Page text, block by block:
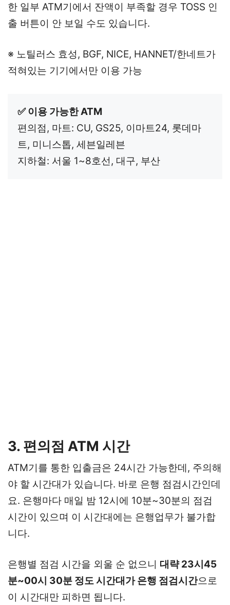
한 일부 ATM기에서 잔액이 부족할 경우 TOSS 인
출 버튼이 안 보일 수도 있습니다.
※ 노틸러스 효성, BGF, NICE, HANNET/한네트가
적혀있는 기기에서만 이용 가능
편의점, 마트: CU, GS25, 이마트24, 롯데마
트, 미니스톱, 세븐일레븐
지하철: 서울 1~8호선, 대구, 부산
3. 편의점 ATM 시간
ATM기를 통한 입출금은 24시간 가능한데, 주의해
야 할 시간대가 있습니다. 바로 은행 점검시간인데
요. 은행마다 매일 밤 12시에 10분~30분의 점검
시간이 있으며 이 시간대에는 은행업무가 불가합
니다.
은행별 점검 시간을 외울 순 없으니 대략 23시45
분~00시 30분 정도 시간대가 은행 점검시간으로
이 시간대만 피하면 됩니다.